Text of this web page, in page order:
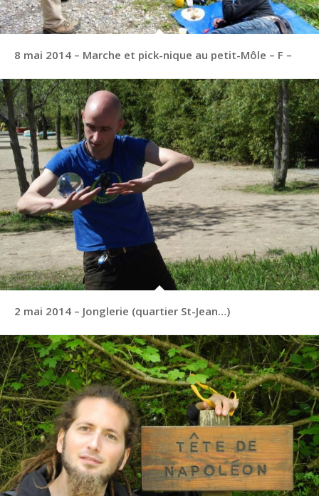
8 mai 2014 – Marche et pick-nique au petit-Môle – F –
2 mai 2014 – Jonglerie (quartier St-Jean…)